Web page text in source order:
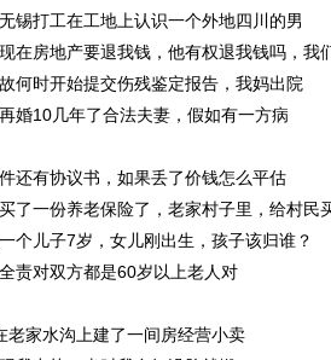
锡打工在工地上认识一个外地四川的男
在房地产要退我钱，他有权退我钱吗，我
何时开始提交伤残鉴定报告，我妈出院
婚10几年了合法夫妻，假如有一方病
还有协议书，如果丢了价钱怎么平估
了一份养老保险了，老家村子里，给村民
个儿子7岁，女儿刚出生，孩子该归谁？
责对双方都是60岁以上老人对
家水沟上建了一间房经营小卖